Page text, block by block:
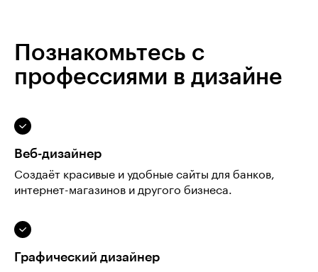
Познакомьтесь с
профессиями в дизайне
Веб-дизайнер
Создаёт красивые и удобные сайты для банков,
интернет-магазинов и другого бизнеса.
Графический дизайнер